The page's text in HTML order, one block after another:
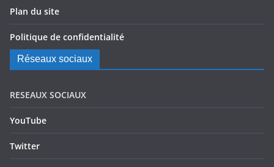
Plan du site
Politique de confidentialité
Réseaux sociaux
RESEAUX SOCIAUX
YouTube
Twitter